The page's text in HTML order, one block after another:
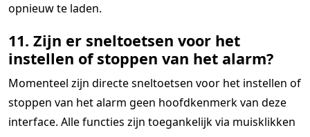
opnieuw te laden.
11. Zijn er sneltoetsen voor het
instellen of stoppen van het alarm?
Momenteel zijn directe sneltoetsen voor het instellen of
stoppen van het alarm geen hoofdkenmerk van deze
interface. Alle functies zijn toegankelijk via muisklikken